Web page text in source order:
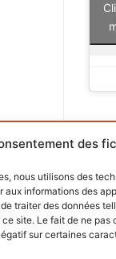
des
nous utilisons des
informations des
traiter des données
site. Le fait de ne pas
sur certaines